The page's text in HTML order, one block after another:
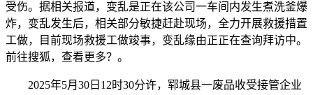
受伤。据相关报道，变乱是正在该公司一车间内发生煮洗釜爆
炸，变乱发生后，相关部分敏捷赶赴现场，全力开展救援措置
工做，目前现场救援工做竣事，变乱缘由正正在查询拜访中。
前往搜狐，查看更多？。
2025年5月30日12时30分许，郓城县一废品收受接管企业